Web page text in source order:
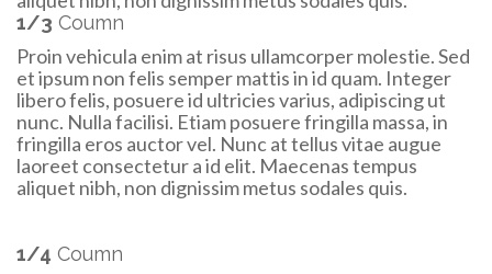
1/3 Coumn
Proin vehicula enim at risus ullamcorper molestie. Sed
et ipsum non felis semper mattis in id quam. Integer
libero felis, posuere id ultricies varius, adipiscing ut
nunc. Nulla facilisi. Etiam posuere fringilla massa, in
fringilla eros auctor vel. Nunc at tellus vitae augue
laoreet consectetur a id elit. Maecenas tempus
aliquet nibh, non dignissim metus sodales quis.
1/4 Coumn